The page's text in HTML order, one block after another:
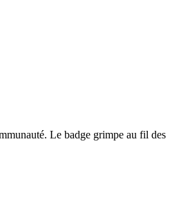
Le badge grimpe au fil des